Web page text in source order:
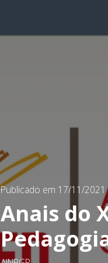
Publicado em 17/11/2021
Anais do